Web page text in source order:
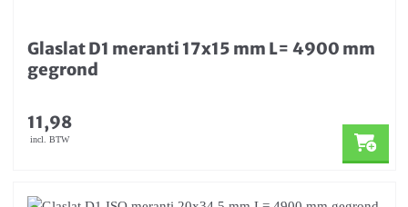
Glaslat D1 meranti 17x15 mm L= 4900 mm
gegrond
11,98
incl. BTW